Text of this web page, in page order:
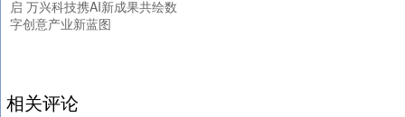
启 万兴科技携AI新成果共绘数
字创意产业新蓝图
相关评论